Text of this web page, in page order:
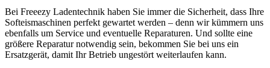
Bei Freeezy Ladentechnik haben Sie immer die Sicherheit, dass Ihre
Softeismaschinen perfekt gewartet werden – denn wir kümmern uns
ebenfalls um Service und eventuelle Reparaturen. Und sollte eine
größere Reparatur notwendig sein, bekommen Sie bei uns ein
Ersatzgerät, damit Ihr Betrieb ungestört weiterlaufen kann.